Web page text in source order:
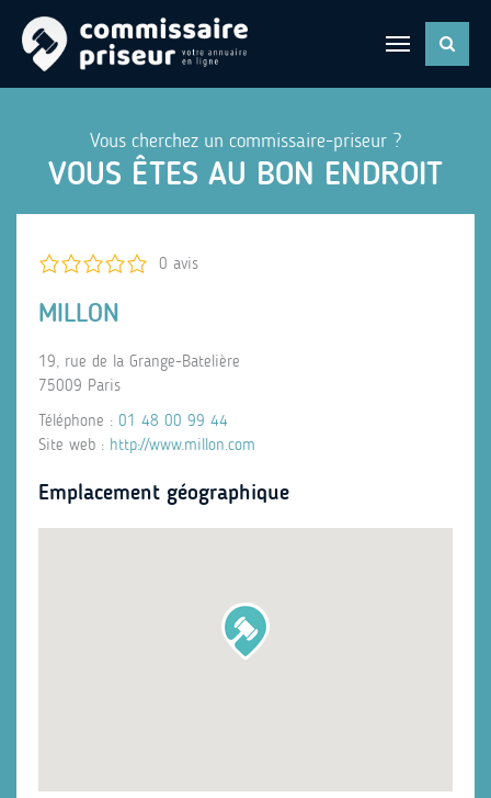
Vous cherchez un commissaire-priseur ?
VOUS ÊTES AU BON ENDROIT
0 avis
MILLON
19, rue de la Grange-Batelière
75009 Paris
Téléphone : 01 48 00 99 44
Site web : http://www.millon.com
Emplacement géographique